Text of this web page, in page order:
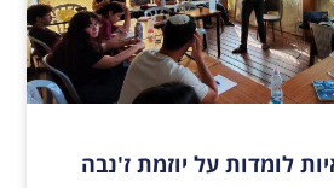
לומדות על יוזמת ז'נבה